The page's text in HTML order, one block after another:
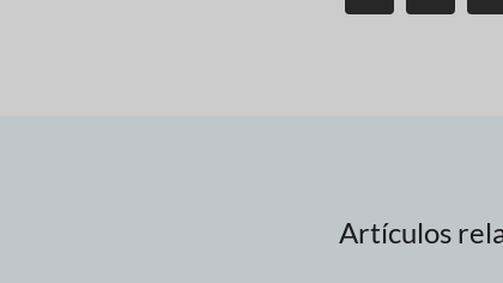
Artículos